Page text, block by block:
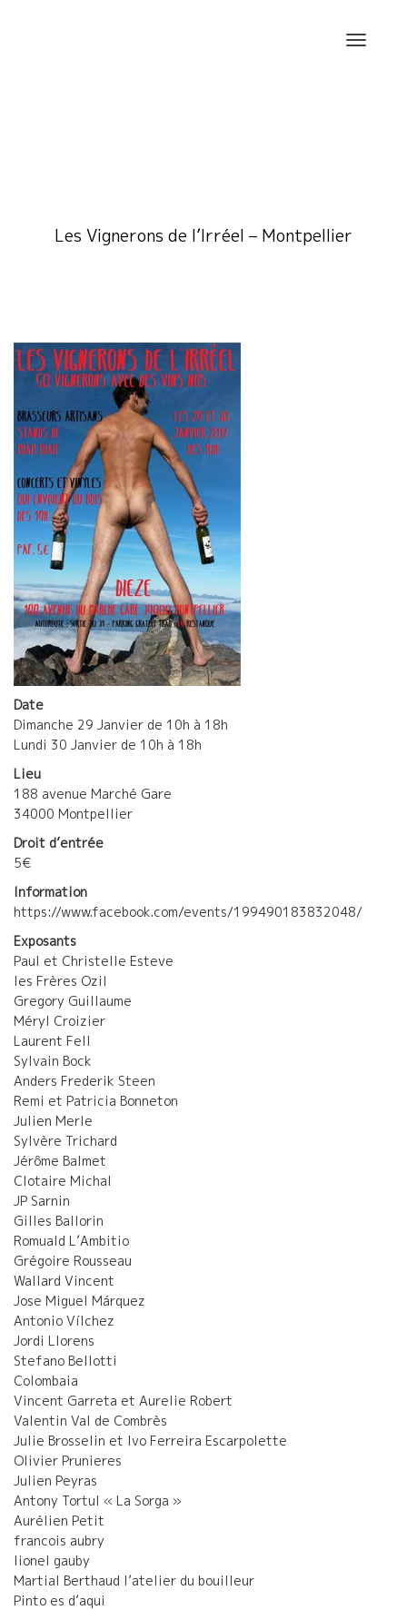
Les Vignerons de l’Irréel – Montpellier
Date
Dimanche 29 Janvier de 10h à 18h
Lundi 30 Janvier de 10h à 18h
Lieu
188 avenue Marché Gare
34000 Montpellier
Droit d’entrée
5€
Information
https://www.facebook.com/events/199490183832048/
Exposants
Paul et Christelle Esteve
les Frères Ozil
Gregory Guillaume
Méryl Croizier
Laurent Fell
Sylvain Bock
Anders Frederik Steen
Remi et Patricia Bonneton
Julien Merle
Sylvère Trichard
Jérôme Balmet
Clotaire Michal
JP Sarnin
Gilles Ballorin
Romuald L’Ambitio
Grégoire Rousseau
Wallard Vincent
Jose Miguel Márquez
Antonio Vílchez
Jordi Llorens
Stefano Bellotti
Colombaia
Vincent Garreta et Aurelie Robert
Valentin Val de Combrès
Julie Brosselin et Ivo Ferreira Escarpolette
Olivier Prunieres
Julien Peyras
Antony Tortul « La Sorga »
Aurélien Petit
francois aubry
lionel gauby
Martial Berthaud l’atelier du bouilleur
Pinto es d’aqui